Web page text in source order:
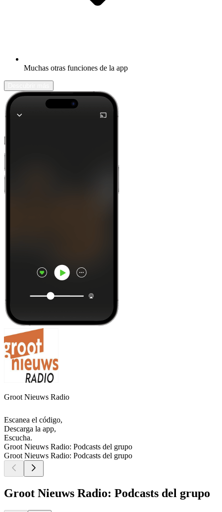
Muchas otras funciones de la app
Groot Nieuws Radio
Escanea el código,
Descarga la app,
Escucha.
Groot Nieuws Radio: Podcasts del grupo
Groot Nieuws Radio: Podcasts del grupo
Groot Nieuws Radio: Podcasts del grupo